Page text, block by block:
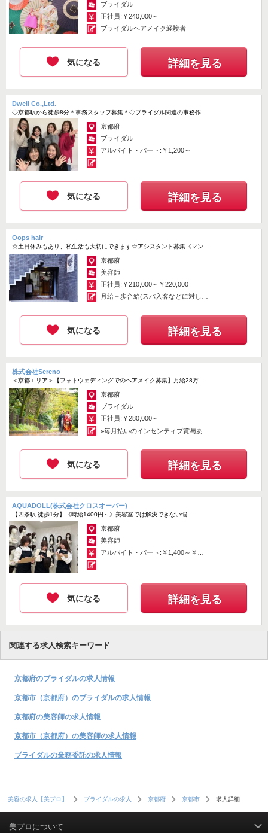
ブライダル
正社員:￥240,000～
ブライダルヘアメイク経験者
気になる 詳細を見る
Dwell Co.,Ltd.
◇京都駅から徒歩8分＊事務スタッフ募集＊◇ブライダル関連の事務作...
京都府
ブライダル
アルバイト・パート:￥1,200～
気になる 詳細を見る
Oops hair
☆土日休みもあり、私生活も大切にできます☆アシスタント募集《マン...
京都府
美容師
正社員:￥210,000～￥220,000
気になる 詳細を見る
株式会社Sereno
＜京都エリア＞【フォトウェディングでのヘアメイク募集】月給28万...
京都府
ブライダル
正社員:￥280,000～
気になる 詳細を見る
AQUADOLL(株式会社クロスオーバー)
【四条駅 徒歩1分】《時給1400円～》美容室では解決できない悩...
京都府
美容師
アルバイト・パート:￥1,400～￥1,600
気になる 詳細を見る
関連する求人検索キーワード
京都府のブライダルの求人情報
京都市（京都府）のブライダルの求人情報
京都府の美容師の求人情報
京都市（京都府）の美容師の求人情報
ブライダルの業務委託の求人情報
美容の求人【美プロ】 ブライダルの求人 京都府 京都市 求人詳細
美プロについて